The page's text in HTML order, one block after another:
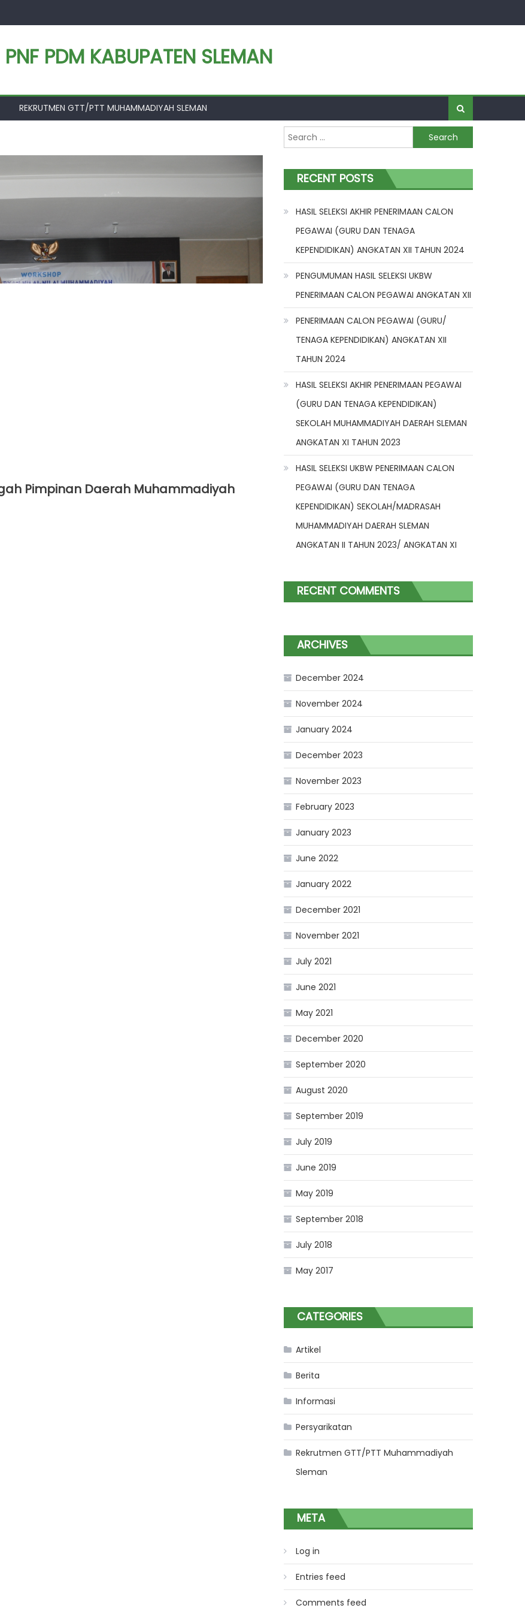
PDM KABUPATEN SLEMAN
REKRUTMEN GTT/PTT MUHAMMADIYAH SLEMAN
Pimpinan Daerah Muhammadiyah
Search
for:
RECENT POSTS
HASIL SELEKSI AKHIR PENERIMAAN CALON
PEGAWAI (GURU DAN TENAGA
KEPENDIDIKAN) ANGKATAN XII TAHUN 2024
PENGUMUMAN HASIL SELEKSI UKBW
PENERIMAAN CALON PEGAWAI ANGKATAN XII
PENERIMAAN CALON PEGAWAI (GURU/
TENAGA KEPENDIDIKAN) ANGKATAN XII
TAHUN 2024
HASIL SELEKSI AKHIR PENERIMAAN PEGAWAI
(GURU DAN TENAGA KEPENDIDIKAN)
SEKOLAH MUHAMMADIYAH DAERAH SLEMAN
ANGKATAN XI TAHUN 2023
HASIL SELEKSI UKBW PENERIMAAN CALON
PEGAWAI (GURU DAN TENAGA
KEPENDIDIKAN) SEKOLAH/MADRASAH
MUHAMMADIYAH DAERAH SLEMAN
ANGKATAN II TAHUN 2023/ ANGKATAN XI
RECENT COMMENTS
ARCHIVES
December 2024
November 2024
January 2024
December 2023
November 2023
February 2023
January 2023
June 2022
January 2022
December 2021
November 2021
July 2021
June 2021
May 2021
December 2020
September 2020
August 2020
September 2019
July 2019
June 2019
May 2019
September 2018
July 2018
May 2017
CATEGORIES
Artikel
Berita
Informasi
Persyarikatan
Rekrutmen GTT/PTT Muhammadiyah
Sleman
META
Log in
Entries feed
Comments feed